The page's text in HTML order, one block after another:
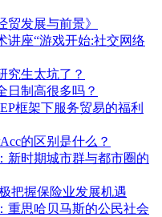
发展与前景》
讲座“游戏开始:社交网络
究生太坑了？
日制高很多吗？
框架下服务贸易的福利
的区别是什么？
新时期城市群与都市圈的
把握保险业发展机遇
重思哈贝马斯的公民社会